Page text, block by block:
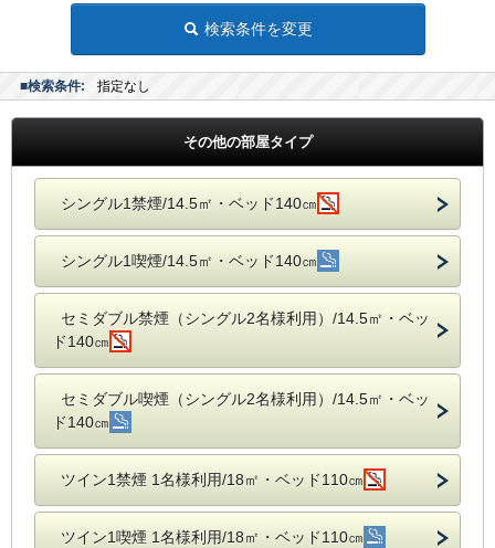
検索条件を変更
■検索条件: 指定なし
その他の部屋タイプ
シングル1禁煙/14.5㎡・ベッド140㎝
シングル1喫煙/14.5㎡・ベッド140㎝
セミダブル禁煙（シングル2名様利用）/14.5㎡・ベッ
ド140㎝
セミダブル喫煙（シングル2名様利用）/14.5㎡・ベッ
ド140㎝
ツイン1禁煙 1名様利用/18㎡・ベッド110㎝
ツイン1喫煙 1名様利用/18㎡・ベッド110㎝